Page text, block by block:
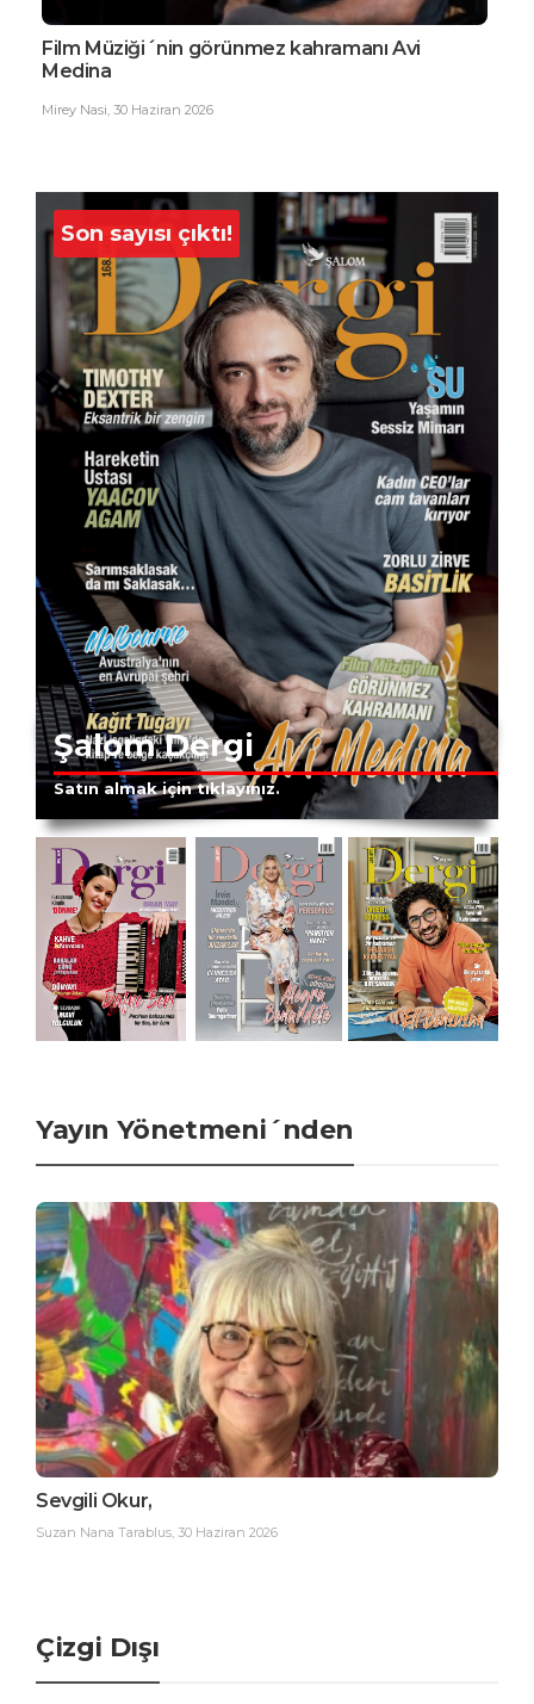
Film Müziği´nin görünmez kahramanı Avi
Medina
Mirey Nasi 30 Haziran 2026
Son sayısı çıktı!
Şalom Dergi
Satın almak için tıklayınız.
Yayın Yönetmeni´nden
Sevgili Okur,
Suzan Nana Tarablus 30 Haziran 2026
Çizgi Dışı